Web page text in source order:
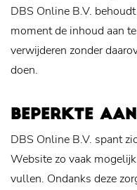
DBS Online B.V.
moment de inhoud aan
verwijderen zonder
doen.
BEPERKTE
DBS Online B.V. spant
Website zo vaak
vullen. Ondanks deze